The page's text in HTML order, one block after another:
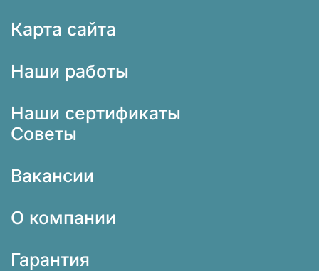
Карта сайта
Наши работы
Наши сертификаты
Советы
Вакансии
О компании
Гарантия